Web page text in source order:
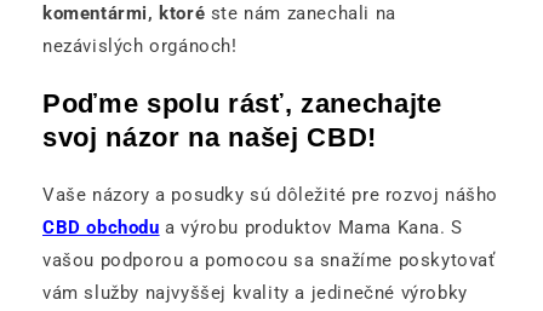
komentármi, ktoré ste nám zanechali na
nezávislých orgánoch!
Poďme spolu rásť, zanechajte
svoj názor na našej CBD!
Vaše názory a posudky sú dôležité pre rozvoj nášho
CBD obchodu a výrobu produktov Mama Kana. S
vašou podporou a pomocou sa snažíme poskytovať
vám služby najvyššej kvality a jedinečné výrobky